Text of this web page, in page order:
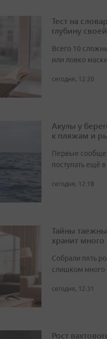
Тест на
глубину
Всего 10
или ловко
сегодня, 12:20
Акулы у
к пляжам и
Первые
поступать ещё
сегодня, 12:18
Тайны
хранит много
Собрали пять
слишком много
сегодня, 12:31
Рост